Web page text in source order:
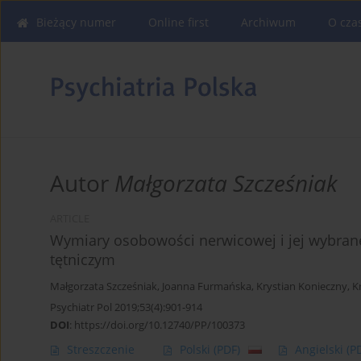
Bieżący numer Online first Archiwum O
Autor Małgorzata Szcześniak
Wymiary osobowości nerwicowej i jej
tętniczym
Małgorzata Szcześniak, Joanna Furmańska, Krystian Konieczny,
Psychiatr Pol 2019;53(4):901-914
DOI: https://doi.org/10.12740/PP/100373
Streszczenie Polski (PDF) Angielski